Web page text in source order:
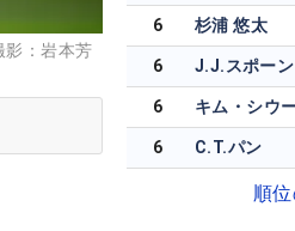
影：岩本芳
6 杉浦 悠太
6 J.J.スポーン
6 キム・シウ
6 C.T.パン
順